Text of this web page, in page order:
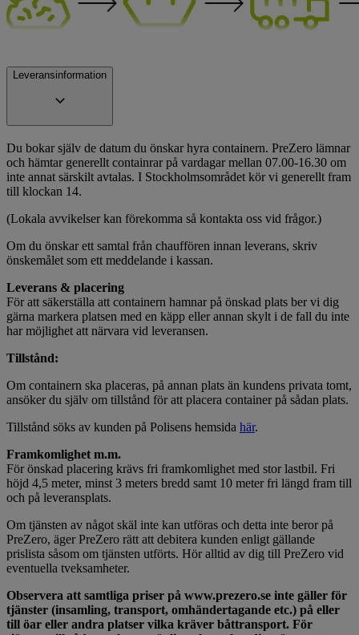
Leveransinformation
Du bokar själv de datum du önskar hyra containern. PreZero lämnar
och hämtar generellt containrar på vardagar mellan 07.00-16.30 om
inte annat särskilt avtalas. I Stockholmsområdet kör vi generellt fram
till klockan 14.
(Lokala avvikelser kan förekomma så kontakta oss vid frågor.)
Om du önskar ett samtal från chauffören innan leverans, skriv
önskemålet som ett meddelande i kassan.
Leverans & placering
För att säkerställa att containern hamnar på önskad plats ber vi dig
gärna markera platsen med en käpp eller annan skylt i de fall du inte
har möjlighet att närvara vid leveransen.
Tillstånd:
Om containern ska placeras, på annan plats än kundens privata tomt,
ansöker du själv om tillstånd för att placera container på sådan plats.
Tillstånd söks av kunden på Polisens hemsida här.
Framkomlighet m.m.
För önskad placering krävs fri framkomlighet med stor lastbil. Fri
höjd 4,5 meter, minst 3 meters bredd samt 10 meter fri längd fram till
och på leveransplats.
Om tjänsten av något skäl inte kan utföras och detta inte beror på
PreZero, äger PreZero rätt att debitera kunden enligt gällande
prislista såsom om tjänsten utförts. Hör alltid av dig till PreZero vid
eventuella tveksamheter.
Observera att samtliga priser på www.prezero.se inte gäller för
tjänster (insamling, transport, omhändertagande etc.) på eller
till öar eller andra platser vilka kräver båttransport. För